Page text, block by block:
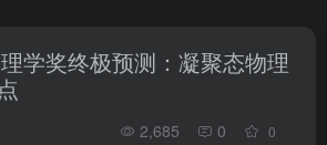
学奖终极预测：凝聚态物理
2,685 0 0